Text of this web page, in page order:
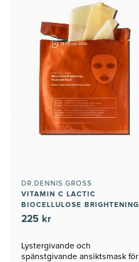
DR.DENNIS.GROSS
VITAMIN C LACTIC
BIOCELLULOSE BRIGHTENING
TREATMENT MASK
225 kr
Lystergivande och
spänstgivande ansiktsmask för